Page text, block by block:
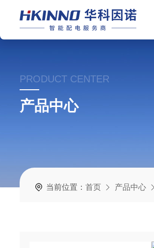
PRODUCT CENTER
产品中心
当前位置：首页 产品中心